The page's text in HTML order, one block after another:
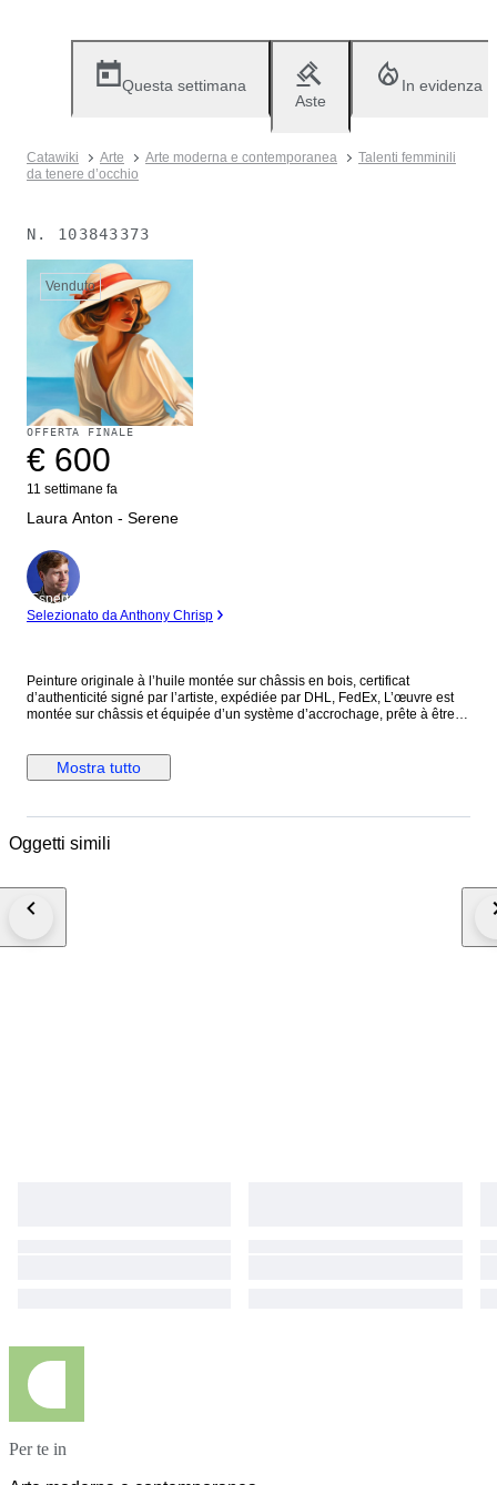
Questa settimana
Aste
In evidenza
Catawiki Arte Arte moderna e contemporanea
Talenti femminili
da tenere d’occhio
N. 103843373
Venduto
OFFERTA FINALE
€ 600
11 settimane fa
Laura Anton - Serene
Esperto
Selezionato da Anthony Chrisp
Peinture originale à l’huile montée sur châssis en bois, certificat
d’authenticité signé par l’artiste, expédiée par DHL, FedEx, L’œuvre est
montée sur châssis et équipée d’un système d’accrochage, prête à être
Lauréate du prix « Best European Artist » au World Art Dubai 2024 et
gagnante du Prix du Public ainsi que du Prix du Président à la Biennale
Nicolae Grigorescu de Bucarest, l’artiste pratique la peinture depuis son
Mexique et en Nouvelle-Zélande, elle réside et travaille aujourd’hui à
atmosphère de paix et de sérénité, invitant le spectateur à s’immerger
d’Azur. Ses œuvres font aujourd’hui partie de nombreuses collections
Mostra tutto
Oggetti simili
Per te in